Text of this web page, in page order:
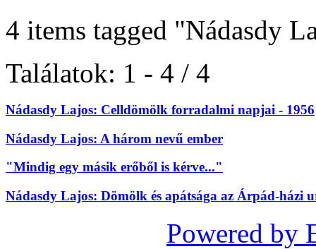
4 items tagged "Nádasdy
Találatok: 1 - 4 / 4
Nádasdy Lajos: Celldömölk forradalmi napjai - 1956
Nádasdy Lajos: A három nevű ember
"Mindig egy másik erőből is kérve..."
Nádasdy Lajos: Dömölk és apátsága az Árpád-házi
Powered by